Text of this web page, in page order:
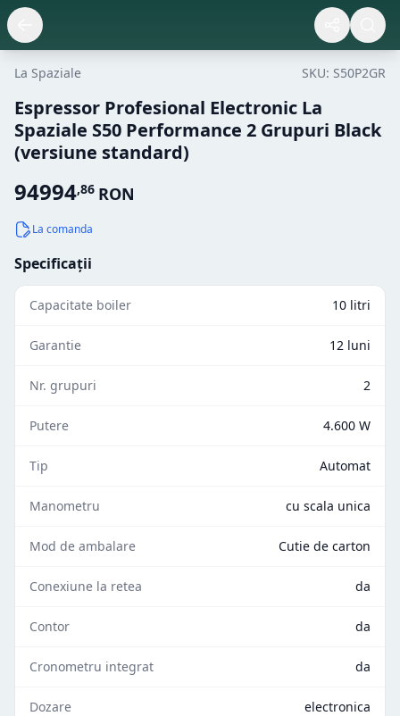
La Spaziale SKU: S50P2GR
Espressor Profesional Electronic La
Spaziale S50 Performance 2 Grupuri Black
(versiune standard)
94994,86 RON
La comanda
Specificații
Capacitate boiler 10 litri
Garantie 12 luni
Nr. grupuri 2
Putere 4.600 W
Tip Automat
Manometru cu scala unica
Mod de ambalare Cutie de carton
Conexiune la retea da
Contor da
Cronometru integrat da
Dozare electronica